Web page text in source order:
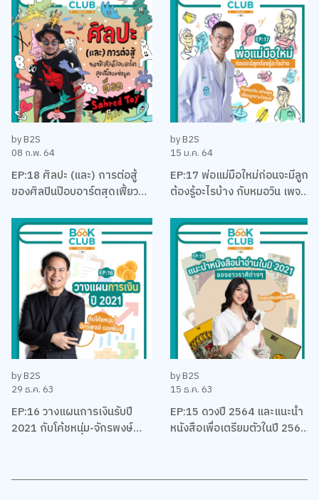
by B2S
08 ก.พ. 64
EP:18 ศิลปะ (และ) การต่อสู้
ของศิลปินป๊อบอาร์ตสุดเฟี้ยว
by B2S
15 ม.ค. 64
EP:17 พ่อแม่มือใหม่ก่อนจะมีลูก
ต้องรู้อะไรบ้าง กับหมอวิน เพจ
by B2S
29 ธ.ค. 63
EP:16 วางแผนการเงินรับปี
2021 กับโค้ชหนุ่ม-จักรพงษ์
by B2S
15 ธ.ค. 63
EP:15 ดวงปี 2564 และแนะนำ
หนังสือเพื่อเตรียมตัวในปี 2564